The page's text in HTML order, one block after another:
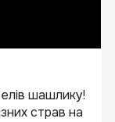
шашлику!
страв на